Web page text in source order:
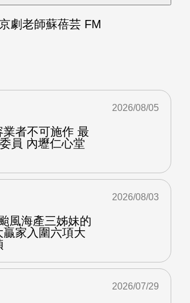
劇老師蘇蓓芸 FM
業者不可施作 最
員 內壢仁心堂
2026/08/05
風海產三姊妹的
家入圍六項大
2026/08/03
2026/07/29